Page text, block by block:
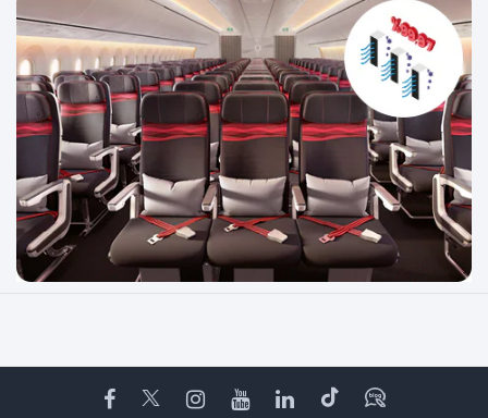
Facebook
TwitterInstagram
YouTubeLinkedIn
TikTokBlog